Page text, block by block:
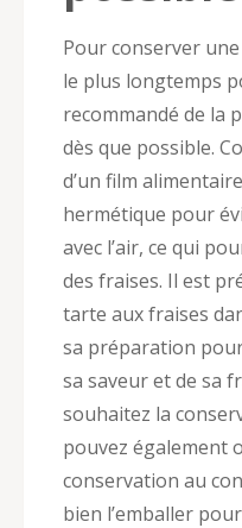
Pour conserver
le plus longtemps
recommandé de la
dès que possible.
d’un film
hermétique pour
avec l’air, ce qui
des fraises. Il est
tarte aux fraises
sa préparation
sa saveur et de sa
souhaitez la
pouvez également
conservation au
bien l’emballer